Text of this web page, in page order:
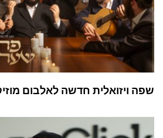
שפה ויזואלית חדשה לאלבום